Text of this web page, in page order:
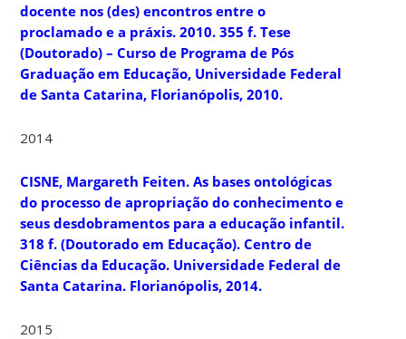
docente nos (des) encontros entre o
proclamado e a práxis. 2010. 355 f. Tese
(Doutorado) – Curso de Programa de Pós
Graduação em Educação, Universidade Federal
de Santa Catarina, Florianópolis, 2010.
2014
CISNE, Margareth Feiten. As bases ontológicas
do processo de apropriação do conhecimento e
seus desdobramentos para a educação infantil.
318 f. (Doutorado em Educação). Centro de
Ciências da Educação. Universidade Federal de
Santa Catarina. Florianópolis, 2014.
2015